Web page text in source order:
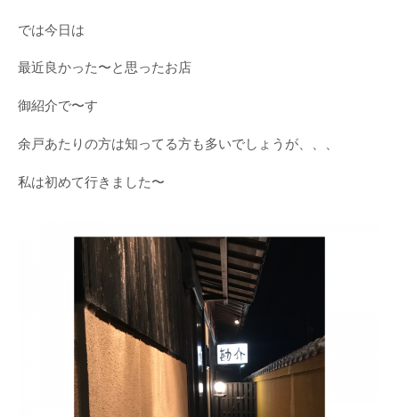
では今日は
最近良かった〜と思ったお店
御紹介で〜す
余戸あたりの方は知ってる方も多いでしょうが、、、
私は初めて行きました〜